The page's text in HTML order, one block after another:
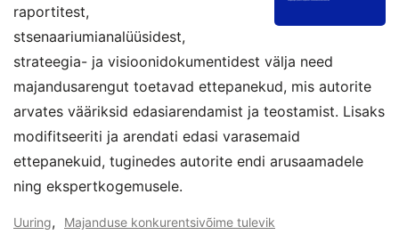
raportitest,
stsenaariumianalüüsidest,
strateegia- ja visioonidokumentidest välja need
majandusarengut toetavad ettepanekud, mis autorite
arvates vääriksid edasiarendamist ja teostamist. Lisaks
modifitseeriti ja arendati edasi varasemaid
ettepanekuid, tuginedes autorite endi arusaamadele
ning ekspertkogemusele.
Uuring, Majanduse konkurentsivõime tulevik